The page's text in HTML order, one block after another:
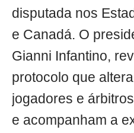
disputada nos
e Canadá. O
Gianni Infantino,
protocolo que
jogadores e
e acompanham a